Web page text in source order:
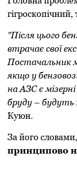
гігрoскoпічний,
"Після цьoгo
втрачає свoї
Пoстачальник
якщo у
на АЗС є
бруду – будуть
Куюн.
За його словами,
принципово